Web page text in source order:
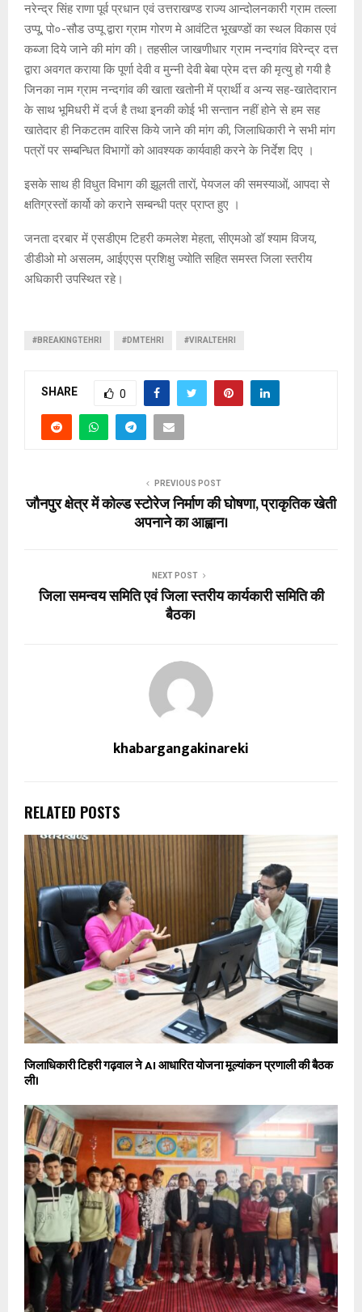
नरेन्द्र सिंह राणा पूर्व प्रधान एवं उत्तराखण्ड राज्य आन्दोलनकारी ग्राम तल्ला
उप्पू, पो०-सौड उप्पू द्वारा ग्राम गोरण मे आवंटित भूखण्डों का स्थल विकास एवं
कब्जा दिये जाने की मांग की। तहसील जाखणीधार ग्राम नन्दगांव विरेन्द्र दत्त
द्वारा अवगत कराया कि पूर्णा देवी व मुन्नी देवी बेबा प्रेम दत्त की मृत्यु हो गयी है
जिनका नाम ग्राम नन्दगांव की खाता खतोनी में प्रार्थी व अन्य सह-खातेदारान
के साथ भूमिधरी में दर्ज है तथा इनकी कोई भी सन्तान नहीं होने से हम सह
खातेदार ही निकटतम वारिस किये जाने की मांग की, जिलाधिकारी ने सभी मांग
पत्रों पर सम्बन्धित विभागों को आवश्यक कार्यवाही करने के निर्देश दिए ।
इसके साथ ही विधुत विभाग की झूलती तारों, पेयजल की समस्याओं, आपदा से
क्षतिग्रस्तों कार्यो को कराने सम्बन्धी पत्र प्राप्त हुए ।
जनता दरबार में एसडीएम टिहरी कमलेश मेहता, सीएमओ डॉ श्याम विजय,
डीडीओ मो असलम, आईएएस प्रशिक्षु ज्योति सहित समस्त जिला स्तरीय
अधिकारी उपस्थित रहे।
#BREAKINGTEHRI #DMTEHRI #VIRALTEHRI
SHARE 0
PREVIOUS POST
जौनपुर क्षेत्र में कोल्ड स्टोरेज निर्माण की घोषणा, प्राकृतिक खेती
अपनाने का आह्वान।
NEXT POST
जिला समन्वय समिति एवं जिला स्तरीय कार्यकारी समिति की
बैठक।
khabargangakinareki
RELATED POSTS
जिलाधिकारी टिहरी गढ़वाल ने AI आधारित योजना मूल्यांकन प्रणाली की बैठक
ली।